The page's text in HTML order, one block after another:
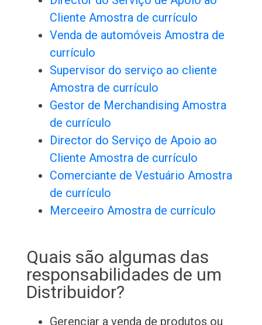
Cliente Amostra de currículo
Venda de automóveis Amostra de
currículo
Supervisor do serviço ao cliente
Amostra de currículo
Gestor de Merchandising Amostra
de currículo
Director do Serviço de Apoio ao
Cliente Amostra de currículo
Comerciante de Vestuário Amostra
de currículo
Merceeiro Amostra de currículo
Quais são algumas das
responsabilidades de um
Distribuidor?
Gerenciar a venda de produtos ou